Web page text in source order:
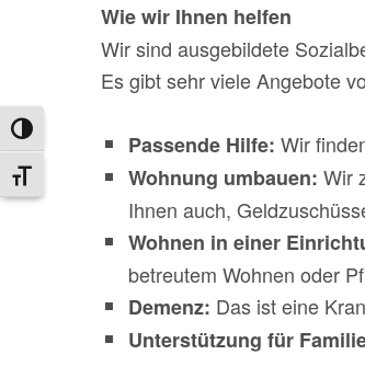
Umschalten auf hohe Kontraste
Schrift vergrößern
Wie wir Ihnen helfen
Wir sind ausgebildete
Es gibt sehr viele Angebote
Passende Hilfe: Wir
Wohnung umbauen: Wir
Ihnen auch,
Wohnen in einer
betreutem Wohnen oder
Demenz: Das ist eine
Unterstützung für